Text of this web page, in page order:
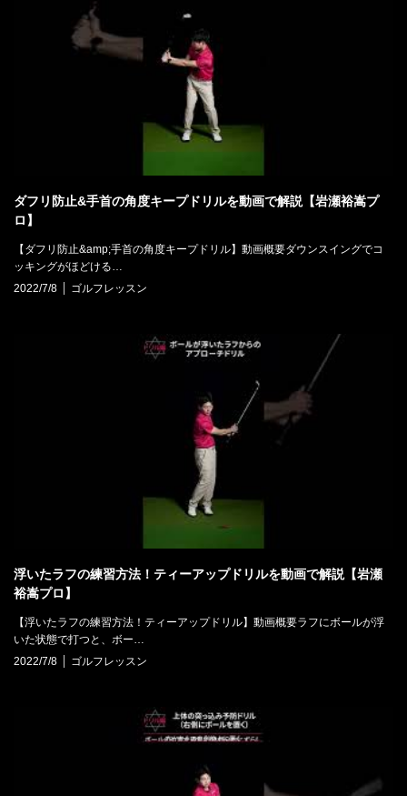
ダフリ防止&手首の角度キープドリルを動画で解説【岩瀬裕嵩プ
ロ】
【ダフリ防止&amp;手首の角度キープドリル】動画概要ダウンスイングでコ
ッキングがほどける…
2022/7/8
ゴルフレッスン
浮いたラフの練習方法！ティーアップドリルを動画で解説【岩瀬
裕嵩プロ】
【浮いたラフの練習方法！ティーアップドリル】動画概要ラフにボールが浮
いた状態で打つと、ボー…
2022/7/8
ゴルフレッスン